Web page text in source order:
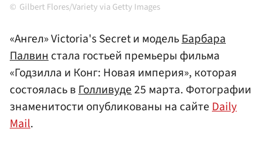
Gilbert Flores/Variety via Getty Images
«Ангел» Victoria's Secret и модельБарбара
Палвинстала гостьей премьеры фильма
«Годзилла и Конг: Новая империя», которая
состоялась вГолливуде25 марта. Фотографии
знаменитости опубликованы на сайтеDaily
Mail.